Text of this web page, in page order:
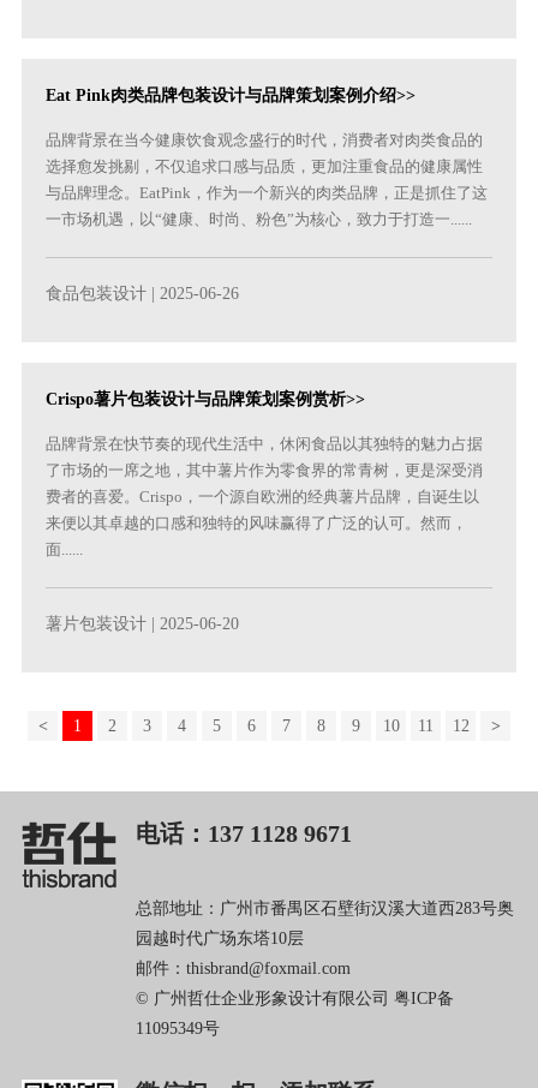
Eat Pink肉类品牌包装设计与品牌策划案例介绍>>
品牌背景在当今健康饮食观念盛行的时代，消费者对肉类食品的
选择愈发挑剔，不仅追求口感与品质，更加注重食品的健康属性
与品牌理念。EatPink，作为一个新兴的肉类品牌，正是抓住了这
一市场机遇，以“健康、时尚、粉色”为核心，致力于打造一......
食品包装设计 | 2025-06-26
Crispo薯片包装设计与品牌策划案例赏析>>
品牌背景在快节奏的现代生活中，休闲食品以其独特的魅力占据
了市场的一席之地，其中薯片作为零食界的常青树，更是深受消
费者的喜爱。Crispo，一个源自欧洲的经典薯片品牌，自诞生以
来便以其卓越的口感和独特的风味赢得了广泛的认可。然而，
面......
薯片包装设计 | 2025-06-20
< 1 2 3 4 5 6 7 8 9 10 11 12 >
电话：137 1128 9671
总部地址：广州市番禺区石壁街汉溪大道西283号奥
园越时代广场东塔10层
邮件：thisbrand@foxmail.com
© 广州哲仕企业形象设计有限公司 粤ICP备
11095349号